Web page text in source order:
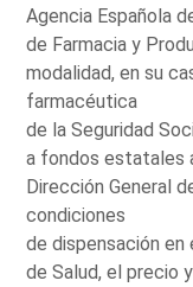
Agencia Española
de Farmacia y
modalidad, en su
farmacéutica
de la Seguridad
a fondos estatales
Dirección General
condiciones
de dispensación
de Salud, el precio